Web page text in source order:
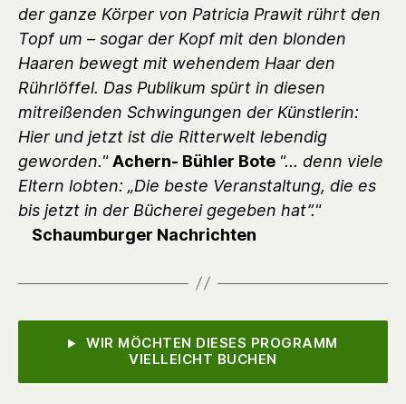
der ganze Körper von Patricia Prawit rührt den
Topf um – sogar der Kopf mit den blonden
Haaren bewegt mit wehendem Haar den
Rührlöffel. Das Publikum spürt in diesen
mitreißenden Schwingungen der Künstlerin:
Hier und jetzt ist die Ritterwelt lebendig
geworden." Achern- Bühler Bote "... denn viele
Eltern lobten: „Die beste Veranstaltung, die es
bis jetzt in der Bücherei gegeben hat”."
Schaumburger Nachrichten
WIR MÖCHTEN DIESES PROGRAMM
VIELLEICHT BUCHEN